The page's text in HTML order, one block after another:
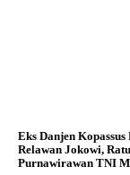
Eks Danjen
Relawan Jokowi,
Purnawirawan TNI